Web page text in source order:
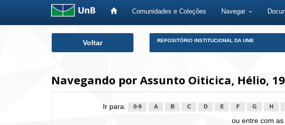
Comunidades e Coleções Navegar
Voltar REPOSITÓRIO INSTITUCIONAL DA UNB
Navegando por Assunto Oiticica, Hélio,
Ir para: 0-9 A B C D E F G H
ou entre com